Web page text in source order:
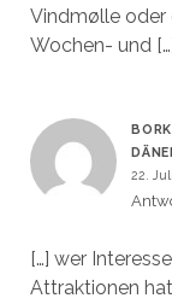
Vindmølle oder
Wochen- und
22.
[…] wer
Attraktionen hat